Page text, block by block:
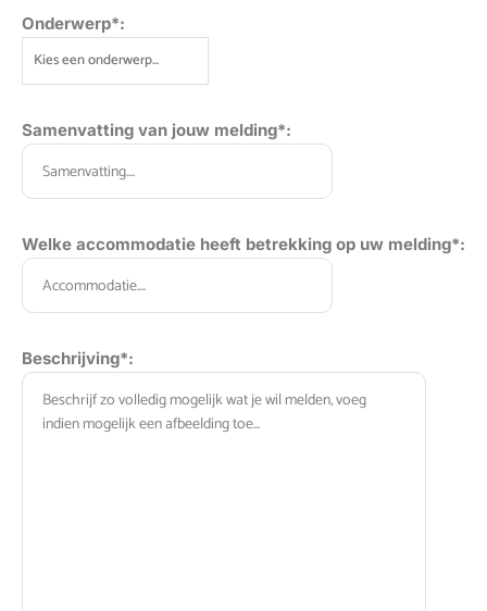
Onderwerp*:
Samenvatting van jouw melding*:
Gelieve dit veld leeg te laten.
Welke accommodatie heeft betrekking op uw melding*:
Gelieve dit veld leeg te laten.
Beschrijving*: